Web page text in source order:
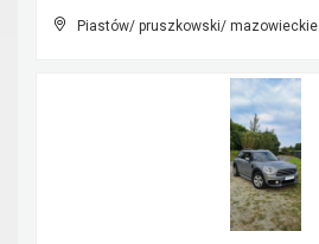
Piastów/ pruszkowski/ mazowieckie